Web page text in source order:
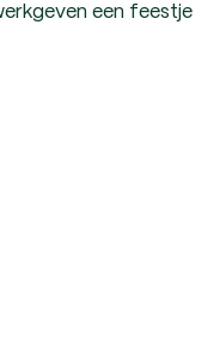
een feestje